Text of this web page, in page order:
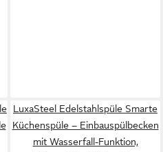
LuxaSteel Edelstahlspüle Smarte
Küchenspüle – Einbauspülbecken
mit Wasserfall-Funktion,